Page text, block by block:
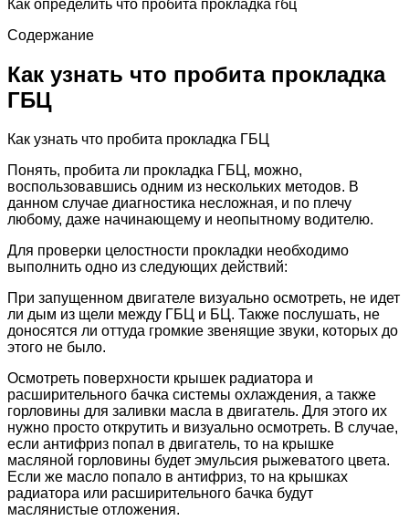
Как определить что пробита прокладка гбц
Содержание
Как узнать что пробита прокладка
ГБЦ
Как узнать что пробита прокладка ГБЦ
Понять, пробита ли прокладка ГБЦ, можно,
воспользовавшись одним из нескольких методов. В
данном случае диагностика несложная, и по плечу
любому, даже начинающему и неопытному водителю.
Для проверки целостности прокладки необходимо
выполнить одно из следующих действий:
При запущенном двигателе визуально осмотреть, не идет
ли дым из щели между ГБЦ и БЦ. Также послушать, не
доносятся ли оттуда громкие звенящие звуки, которых до
этого не было.
Осмотреть поверхности крышек радиатора и
расширительного бачка системы охлаждения, а также
горловины для заливки масла в двигатель. Для этого их
нужно просто открутить и визуально осмотреть. В случае,
если антифриз попал в двигатель, то на крышке
масляной горловины будет эмульсия рыжеватого цвета.
Если же масло попало в антифриз, то на крышках
радиатора или расширительного бачка будут
маслянистые отложения.